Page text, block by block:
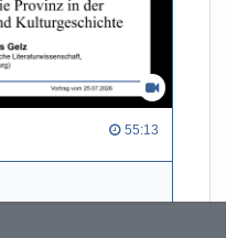
55:13